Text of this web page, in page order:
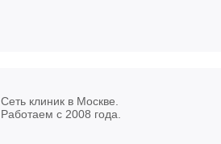
Сеть клиник в Москве.
Работаем с 2008 года.